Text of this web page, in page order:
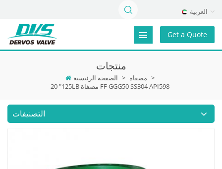
العربية
Get a Quote
منتجات
الصفحة الرئيسية > مصفاة >
20 "125LB مصفاة FF GGG50 SS304 API598
التصنيفات